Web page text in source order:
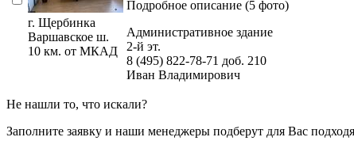
г. Щербинка
Варшавское ш.
10 км. от МКАД
Подробное описание (5 фото)
Административное здание
2-й эт.
8 (495) 822-78-71 доб. 210
Иван Владимирович
Не нашли то, что искали?
Заполните заявку и наши менеджеры подберут для Вас